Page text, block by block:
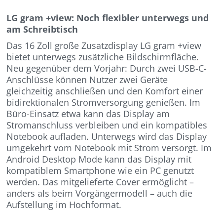
LG gram +view: Noch flexibler unterwegs und
am Schreibtisch
Das 16 Zoll große Zusatzdisplay LG gram +view
bietet unterwegs zusätzliche Bildschirmfläche.
Neu gegenüber dem Vorjahr: Durch zwei USB-C-
Anschlüsse können Nutzer zwei Geräte
gleichzeitig anschließen und den Komfort einer
bidirektionalen Stromversorgung genießen. Im
Büro-Einsatz etwa kann das Display am
Stromanschluss verbleiben und ein kompatibles
Notebook aufladen. Unterwegs wird das Display
umgekehrt vom Notebook mit Strom versorgt. Im
Android Desktop Mode kann das Display mit
kompatiblem Smartphone wie ein PC genutzt
werden. Das mitgelieferte Cover ermöglicht –
anders als beim Vorgängermodell – auch die
Aufstellung im Hochformat.